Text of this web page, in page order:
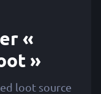
«
»
loot source